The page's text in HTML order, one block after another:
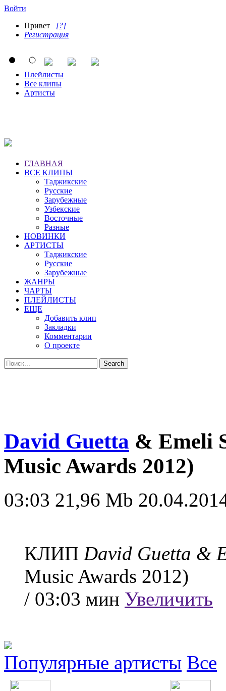
Войти
Привет [?]
Регистрация
Плейлисты
Все клипы
Артисты
ГЛАВНАЯ
ВСЕ КЛИПЫ
Таджикские
Русские
Зарубежные
Узбекские
Восточные
Разные
НОВИНКИ
АРТИСТЫ
Таджикские
Русские
Зарубежные
ЖАНРЫ
ЧАРТЫ
ПЛЕЙЛИСТЫ
ЕЩЕ
Добавить клип
Закладки
Комментарии
О проекте
David Guetta & Emeli
Music Awards 2012)
03:03 21,96 Mb
КЛИП David Guetta &
Music Awards 2012)
/ 03:03 мин Увеличить
Популярные артисты Все